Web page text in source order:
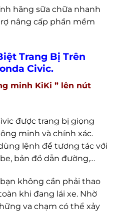
hãng sữa chữa nhanh
nâng cấp phần mềm
Trang Bị Trên
Civic.
minh KiKi ” lên nút
được trang bị giọng
minh và chính xác.
lệnh để tương tác với
bản đồ dẫn đường,…
không cần phải thao
khi đang lái xe. Nhờ
va chạm có thể xảy